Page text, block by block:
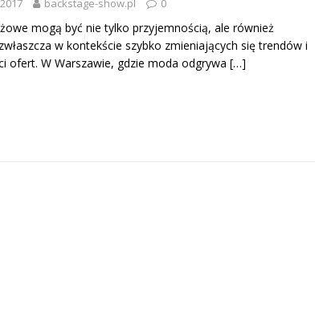
backstage-show.pl 0
mogą być nie tylko przyjemnością, ale również
w kontekście szybko zmieniających się trendów i
ofert. W Warszawie, gdzie moda odgrywa […]